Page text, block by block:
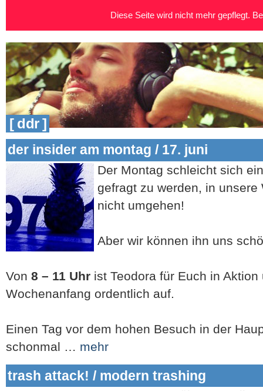
[ ddr ]
der insider am montag / 17. juni
Der Montag schleicht sich
gefragt zu werden, in
nicht umgehen!
Aber wir können ihn uns
Von 8 – 11 Uhr ist Teodora für Euch in
Wochenanfang ordentlich auf.
Einen Tag vor dem hohen Besuch in der
schonmal … mehr
trash attack! / modern trashing
Diese Seite wird nicht mehr gepflegt.